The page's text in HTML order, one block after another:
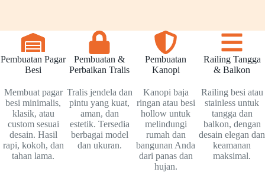
Pembuatan Pagar
Besi
Membuat pagar
besi minimalis,
klasik, atau
custom sesuai
desain. Hasil
rapi, kokoh, dan
tahan lama.
Pembuatan &
Perbaikan Tralis
Tralis jendela dan
pintu yang kuat,
aman, dan
estetik. Tersedia
berbagai model
dan ukuran.
Pembuatan
Kanopi
Kanopi baja
ringan atau besi
hollow untuk
melindungi
rumah dan
bangunan Anda
dari panas dan
hujan.
Railing Tangga
& Balkon
Railing besi atau
stainless untuk
tangga dan
balkon, dengan
desain elegan dan
keamanan
maksimal.